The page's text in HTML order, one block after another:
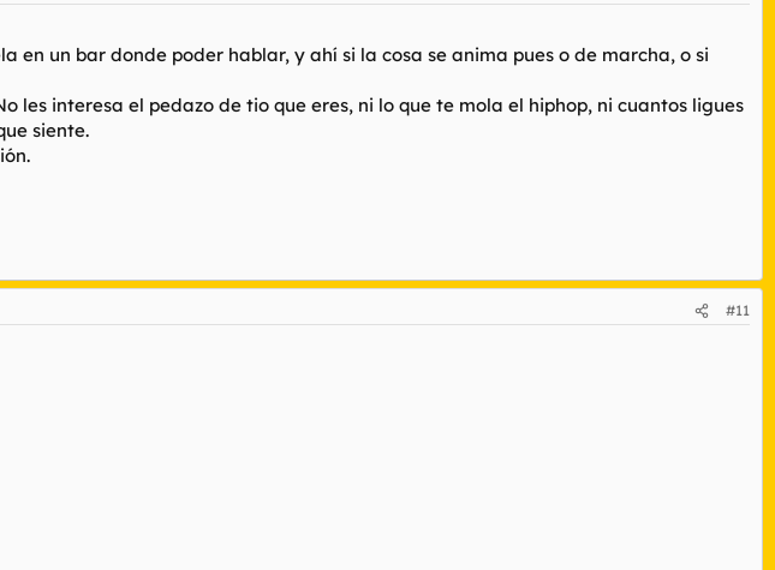
un bar donde poder hablar, y ahí si la cosa se anima pues o de marcha, o si
les interesa el pedazo de tio que eres, ni lo que te mola el hiphop, ni cuantos ligues
siente.
#11